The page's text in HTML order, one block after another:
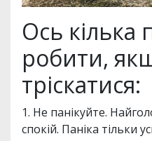
Ось
робити,
тріскатися:
1. Не панікуйте.
спокій. Паніка тільки